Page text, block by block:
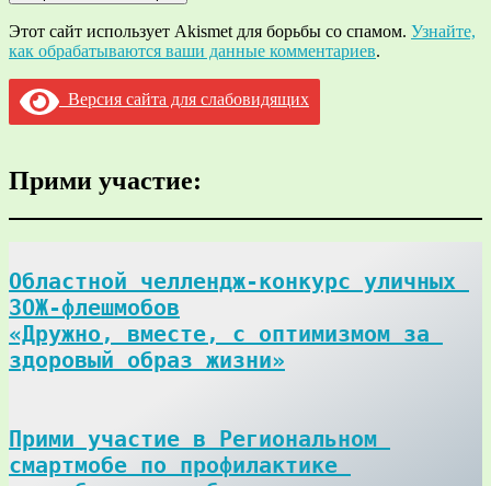
Этот сайт использует Akismet для борьбы со спамом. Узнайте,
как обрабатываются ваши данные комментариев.
Версия сайта для слабовидящих
Прими участие:
Областной челлендж-конкурс уличных
ЗОЖ-флешмобов
«Дружно, вместе, с оптимизмом за
здоровый образ жизни»
Прими участие в Региональном
смартмобе по профилактике